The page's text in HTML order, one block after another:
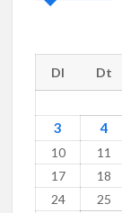
Dl Dt
3
4
10
11
17
18
24
25